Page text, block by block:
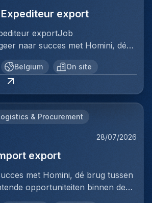
export
exportJob
naar succes met Homini, dé
en uitmuntende opportuniteiten
Als voorloper in
matchen we toptalent met
sectoren. Met onze
plaatsingen. Bij Homini staat
ons team logistiek & distributie
Expediteur export Jouw
uit van de luchtvrachtafdeling
dat exportdossiers correct en
Belgium On site
& Procurement
28/07/2026
export
met Homini, dé brug tussen
opportuniteiten binnen de
voorloper in wervingsdiensten,